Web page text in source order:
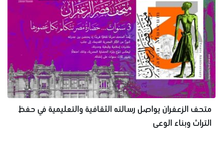
متحف الزعفران يواصل رسالته الثقافية والتعليمية في حفظ
التراث وبناء الوعى